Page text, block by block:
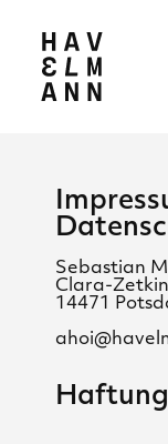
Sebastian
Clara-
14471